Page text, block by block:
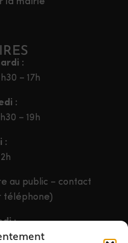
:
– 17h
:
– 19h
:
au public – contact
téléphone)
:
– 16h30